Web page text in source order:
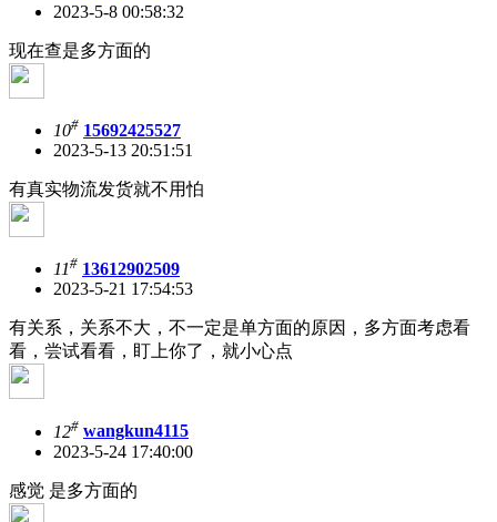
2023-5-8 00:58:32
现在查是多方面的
10# 15692425527
2023-5-13 20:51:51
有真实物流发货就不用怕
11# 13612902509
2023-5-21 17:54:53
有关系，关系不大，不一定是单方面的原因，多方面考虑看
看，尝试看看，盯上你了，就小心点
12# wangkun4115
2023-5-24 17:40:00
感觉 是多方面的